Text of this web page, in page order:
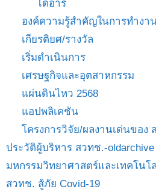
ไดอารี่
องค์ความรู้สำคัญในการทำงา
เกียรติยศ/รางวัล
เริ่มดำเนินการ
เศรษฐกิจและอุตสาหกรรม
แผ่นดินไหว 2568
แอปพลิเคชัน
โครงการวิจัย/ผลงานเด่นของ
ประวัติผู้บริหาร สวทช.-oldarchive
มหกรรมวิทยาศาสตร์และเทคโนโ
สวทช. สู้ภัย Covid-19